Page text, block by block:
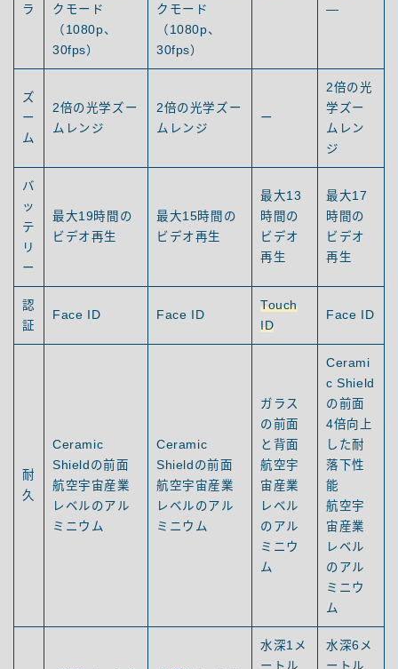
ラ
クモード
（1080p、
30fps）
クモード
（1080p、
30fps）
—
ズ
ー
ム
2倍の光学ズー
ムレンジ
2倍の光学ズー
ムレンジ
ー
2倍の光
学ズー
ムレン
ジ
バ
ッ
テ
リ
ー
最大19時間の
ビデオ再生
最大15時間の
ビデオ再生
最大13
時間の
ビデオ
再生
最大17
時間の
ビデオ
再生
認
証
Face ID Face ID
Touch
ID
Face ID
耐
久
Ceramic
Shieldの前面
航空宇宙産業
レベルのアル
ミニウム
Ceramic
Shieldの前面
航空宇宙産業
レベルのアル
ミニウム
ガラス
の前面
と背面
航空宇
宙産業
レベル
のアル
ミニウ
ム
Cerami
c Shield
の前面
4倍向上
した耐
落下性
能
航空宇
宙産業
レベル
のアル
ミニウ
ム
水深1メ
ートル
水深6メ
ートル